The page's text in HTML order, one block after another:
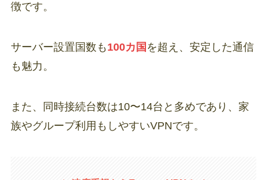
徴です。
サーバー設置国数も 100カ国 を超え、安定した通信
も魅力。
また、同時接続台数は10〜14台と多めであり、家
族やグループ利用もしやすいVPNです。